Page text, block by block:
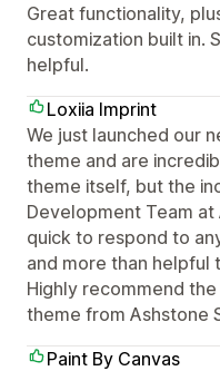
Great functionality,
customization built in.
helpful.
Loxiia Imprint
We just launched our
theme and are
theme itself, but the
Development Team
quick to respond to
and more than helpful
Highly recommend
theme from Ashstone
Paint By Canvas